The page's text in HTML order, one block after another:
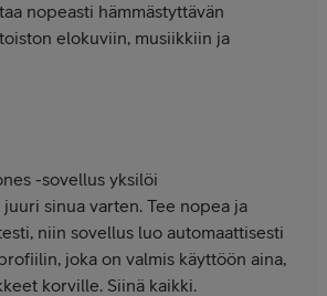
nopeasti hämmästyttävän
elokuviin, musiikkiin ja
-sovellus yksilöi
sinua varten. Tee nopea ja
niin sovellus luo automaattisesti
joka on valmis käyttöön aina,
korville. Siinä kaikki.